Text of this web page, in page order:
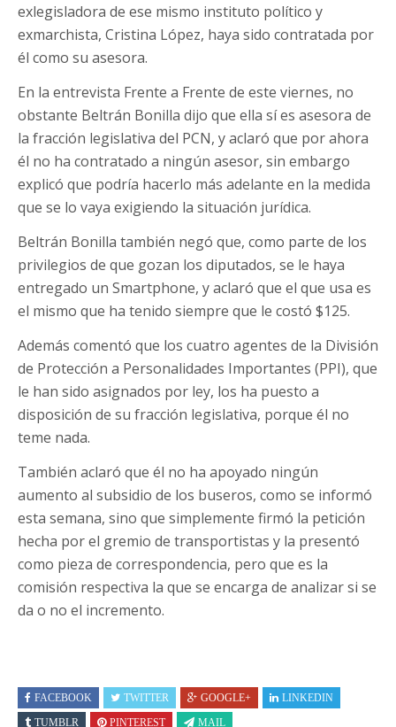
exlegisladora de ese mismo instituto político y
exmarchista, Cristina López, haya sido contratada por
él como su asesora.
En la entrevista Frente a Frente de este viernes, no
obstante Beltrán Bonilla dijo que ella sí es asesora de
la fracción legislativa del PCN, y aclaró que por ahora
él no ha contratado a ningún asesor, sin embargo
explicó que podría hacerlo más adelante en la medida
que se lo vaya exigiendo la situación jurídica.
Beltrán Bonilla también negó que, como parte de los
privilegios de que gozan los diputados, se le haya
entregado un Smartphone, y aclaró que el que usa es
el mismo que ha tenido siempre que le costó $125.
Además comentó que los cuatro agentes de la División
de Protección a Personalidades Importantes (PPI), que
le han sido asignados por ley, los ha puesto a
disposición de su fracción legislativa, porque él no
teme nada.
También aclaró que él no ha apoyado ningún
aumento al subsidio de los buseros, como se informó
esta semana, sino que simplemente firmó la petición
hecha por el gremio de transportistas y la presentó
como pieza de correspondencia, pero que es la
comisión respectiva la que se encarga de analizar si se
da o no el incremento.
FACEBOOK TWITTER GOOGLE+
LINKEDIN
TUMBLR
PINTEREST MAIL